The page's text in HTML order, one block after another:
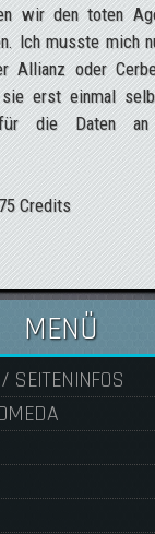
wir den toten
Ich musste mich
oder
erst einmal
die Daten
Credits
MENÜ
SEITENINFOS